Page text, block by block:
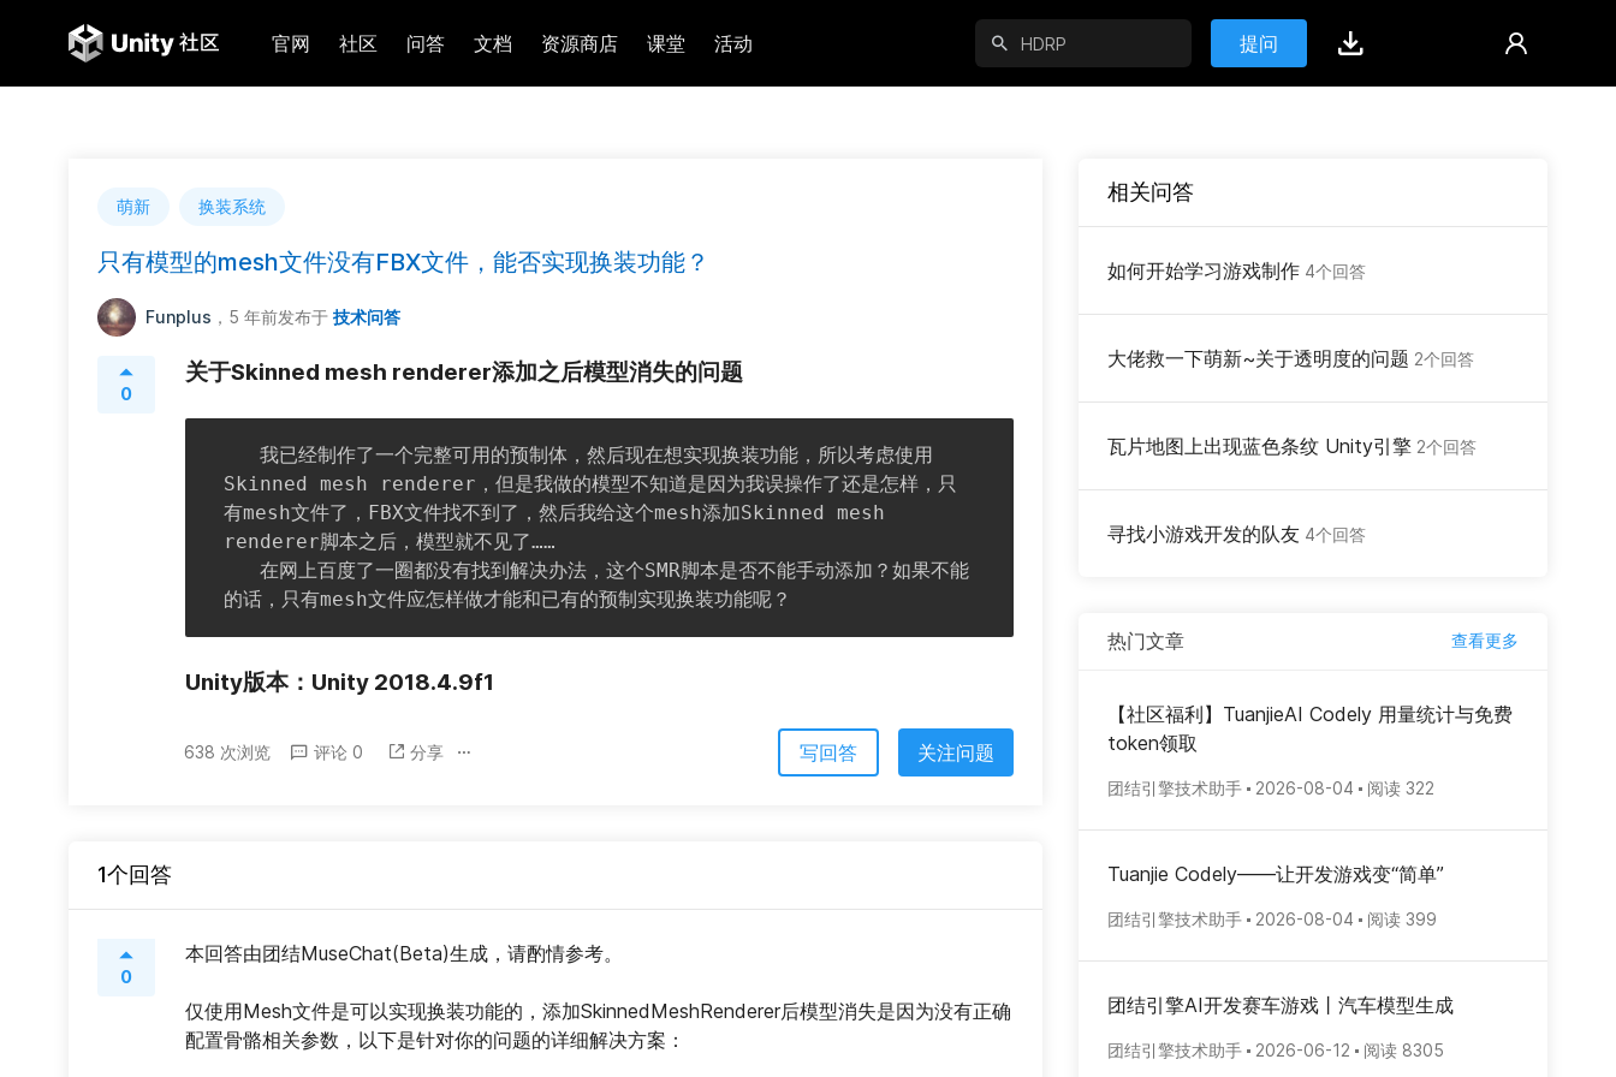
官网 社区 问答 文档 资源商店 课堂 活动 提问
萌新 换装系统
只有模型的mesh文件没有FBX文件，能否实现换装功能？
Funplus ，5 年前发布于 技术问答
0
关于Skinned mesh renderer添加之后模型消失的问题
Skinned mesh renderer，但是我做的模型不知道是因为我误操作了还是怎样，只
有mesh文件了，FBX文件找不到了，然后我给这个mesh添加Skinned mesh
renderer脚本之后，模型就不见了……
的话，只有mesh文件应怎样做才能和已有的预制实现换装功能呢？
Unity版本：Unity 2018.4.9f1
638 次浏览 评论 0 分享 写回答 关注问题
1个回答
0
本回答由团结MuseChat(Beta)生成，请酌情参考。
仅使用Mesh文件是可以实现换装功能的，添加SkinnedMeshRenderer后模型消失是因为没有正确
配置骨骼相关参数，以下是针对你的问题的详细解决方案：
相关问答
如何开始学习游戏制作 4个回答
大佬救一下萌新~关于透明度的问题 2个回答
瓦片地图上出现蓝色条纹 Unity引擎 2个回答
寻找小游戏开发的队友 4个回答
热门文章 查看更多
【社区福利】TuanjieAI Codely 用量统计与免费
token领取
团结引擎技术助手 2026-08-04 阅读 322
Tuanjie Codely——让开发游戏变“简单”
团结引擎技术助手 2026-08-04 阅读 399
团结引擎AI开发赛车游戏丨汽车模型生成
团结引擎技术助手 2026-06-12 阅读 8305